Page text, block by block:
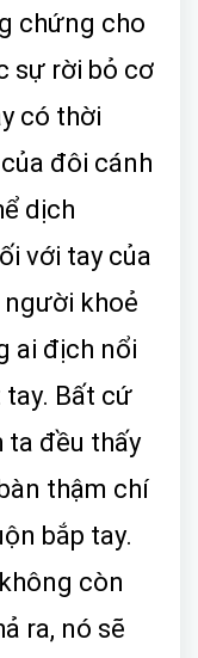
chứng cho
sự rời bỏ cơ
có thời
đôi cánh
dịch
với tay của
khoẻ
ai địch nổi
Bất cứ
ta đều thấy
thậm chí
bắp tay.
còn
ra, nó sẽ